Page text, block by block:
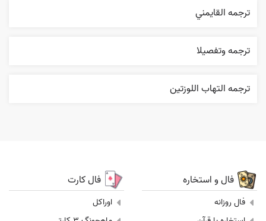
ترجمه القایمني
ترجمه وتفصيلا
ترجمه التهاب اللوزتين
فال و استخاره
فال روزانه
فال کارت
اوراکل